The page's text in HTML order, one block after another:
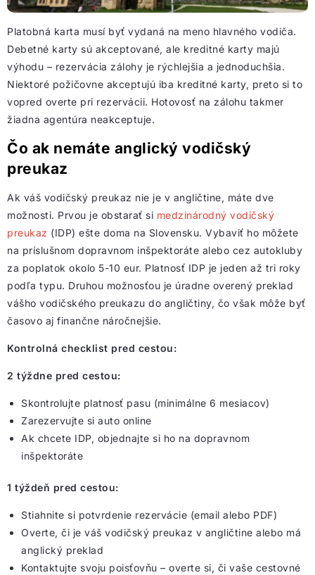
Platobná karta musí byť vydaná na meno hlavného vodiča.
Debetné karty sú akceptované, ale kreditné karty majú
výhodu – rezervácia zálohy je rýchlejšia a jednoduchšia.
Niektoré požičovne akceptujú iba kreditné karty, preto si to
vopred overte pri rezervácii. Hotovosť na zálohu takmer
žiadna agentúra neakceptuje.
Čo ak nemáte anglický vodičský
preukaz
Ak váš vodičský preukaz nie je v angličtine, máte dve
možnosti. Prvou je obstarať si medzinárodný vodičský
preukaz (IDP) ešte doma na Slovensku. Vybaviť ho môžete
na príslušnom dopravnom inšpektoráte alebo cez autokluby
za poplatok okolo 5-10 eur. Platnosť IDP je jeden až tri roky
podľa typu. Druhou možnosťou je úradne overený preklad
vášho vodičského preukazu do angličtiny, čo však môže byť
časovo aj finančne náročnejšie.
Kontrolná checklist pred cestou:
2 týždne pred cestou:
Skontrolujte platnosť pasu (minimálne 6 mesiacov)
Zarezervujte si auto online
Ak chcete IDP, objednajte si ho na dopravnom
inšpektoráte
1 týždeň pred cestou:
Stiahnite si potvrdenie rezervácie (email alebo PDF)
Overte, či je váš vodičský preukaz v angličtine alebo má
anglický preklad
Kontaktujte svoju poisťovňu – overte si, či vaše cestovné